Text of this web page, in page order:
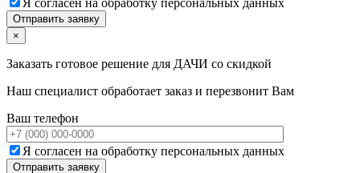
Я согласен на обработку персональных данных
×
Заказать готовое решение для ДАЧИ со скидкой
Наш специалист обработает заказ и перезвонит Вам
Ваш телефон
Я согласен на обработку персональных данных